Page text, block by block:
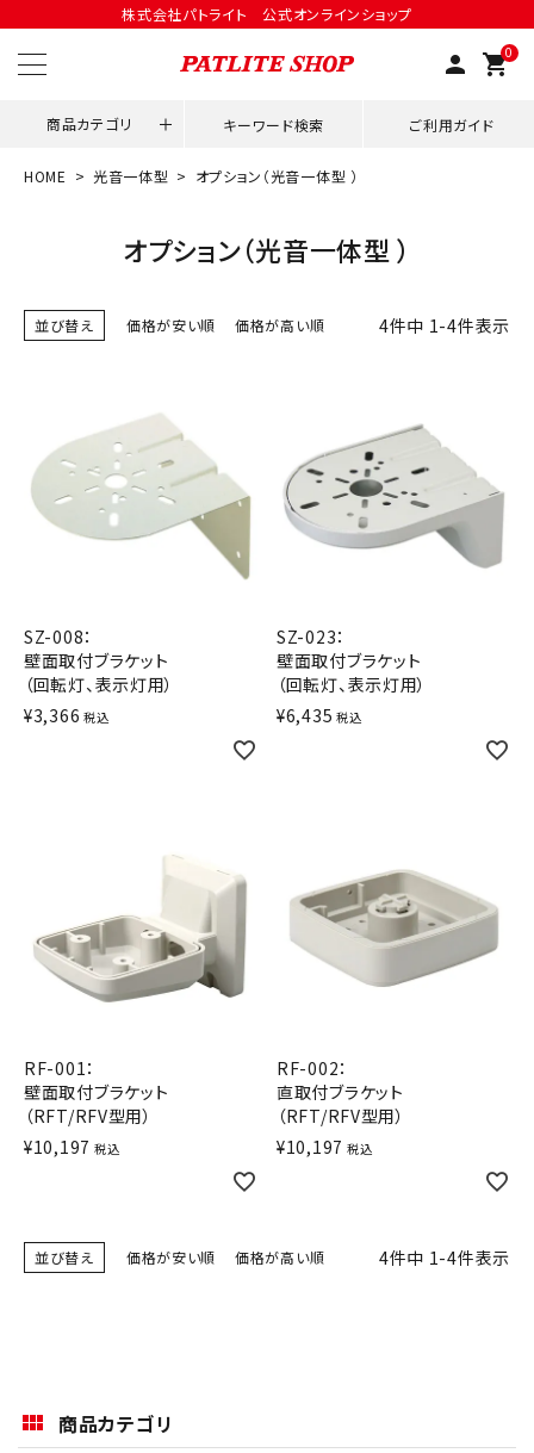
株式会社パトライト 公式オンラインショップ
person 0
shopping_cart
商品カテゴリ キーワード検索 ご利用ガイド
用途別改善アイデア
ネットワーク対応
流線型
LED照明
センサ機器
オプション
補修パーツ
ガイドライン
HOME 光音一体型 オプション（光音一体型 ）
オプション（光音一体型 ）
並び替え 価格が安い順 価格が高い順 4件中 1-4件表示
SZ-008：
壁面取付ブラケット
（回転灯、表示灯用）
¥3,366 税込
SZ-023：
壁面取付ブラケット
（回転灯、表示灯用）
¥6,435 税込
RF-001：
壁面取付ブラケット
（RFT/RFV型用）
¥10,197 税込
RF-002：
直取付ブラケット
（RFT/RFV型用）
¥10,197 税込
並び替え 価格が安い順 価格が高い順 4件中 1-4件表示
商品カテゴリ